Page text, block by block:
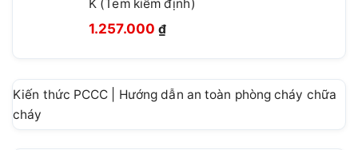
780.000 ₫. là:
476.000 ₫.
K (Tem kiểm định)
Giá
1.499.999 ₫.
1.257.000 ₫Giá
là:
1.257.000 ₫.
Kiến thức PCCC | Hướng dẫn an toàn phòng cháy chữa
cháy